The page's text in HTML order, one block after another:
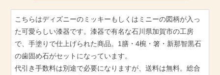
こちらはディズニーのミッキーもしくはミニーの図柄が入っ
た可愛らしい漆器です。漆器で有名な石川県加賀市の工房
で、手塗りで仕上げられた商品。1膳・4椀・箸・新那智黒石
の歯固め石がセットになっています。
代引き手数料は別途で必要になりますが、送料は無料。総合